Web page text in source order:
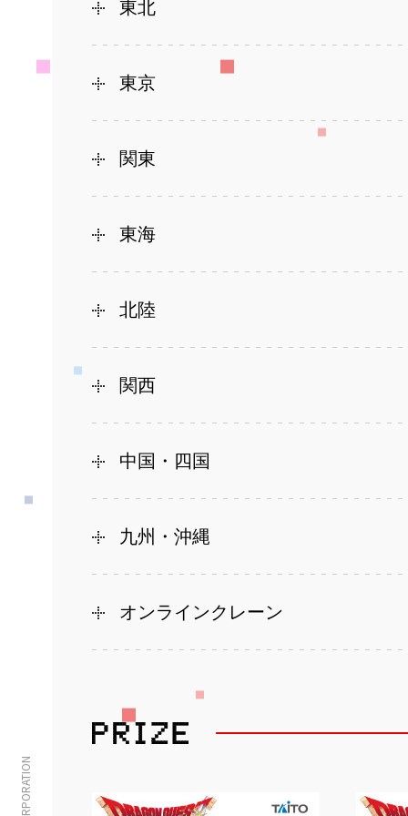
東北
東京
関東
東海
北陸
関西
中国・四国
九州・沖縄
オンラインクレーン